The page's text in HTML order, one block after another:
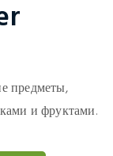
предметы,
и фруктами.